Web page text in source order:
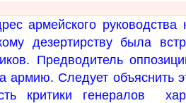
армейского
дезертирству была
Предводитель
армию. Следует объяснить
критики генералов